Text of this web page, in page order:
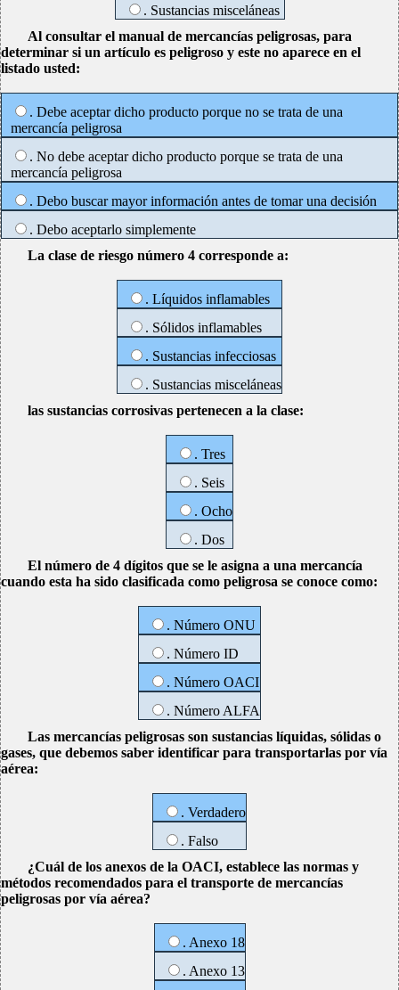
. Sustancias misceláneas
Al consultar el manual de mercancías peligrosas, para
determinar si un artículo es peligroso y este no aparece en el
listado usted:
. Debe aceptar dicho producto porque no se trata de una
mercancía peligrosa
. No debe aceptar dicho producto porque se trata de una
mercancía peligrosa
. Debo buscar mayor información antes de tomar una decisión
. Debo aceptarlo simplemente
La clase de riesgo número 4 corresponde a:
. Líquidos inflamables
. Sólidos inflamables
. Sustancias infecciosas
. Sustancias misceláneas
las sustancias corrosivas pertenecen a la clase:
. Tres
. Seis
. Ocho
. Dos
El número de 4 dígitos que se le asigna a una mercancía
cuando esta ha sido clasificada como peligrosa se conoce como:
. Número ONU
. Número ID
. Número OACI
. Número ALFA
Las mercancías peligrosas son sustancias líquidas, sólidas o
gases, que debemos saber identificar para transportarlas por vía
aérea:
. Verdadero
. Falso
¿Cuál de los anexos de la OACI, establece las normas y
métodos recomendados para el transporte de mercancías
peligrosas por vía aérea?
. Anexo 18
. Anexo 13